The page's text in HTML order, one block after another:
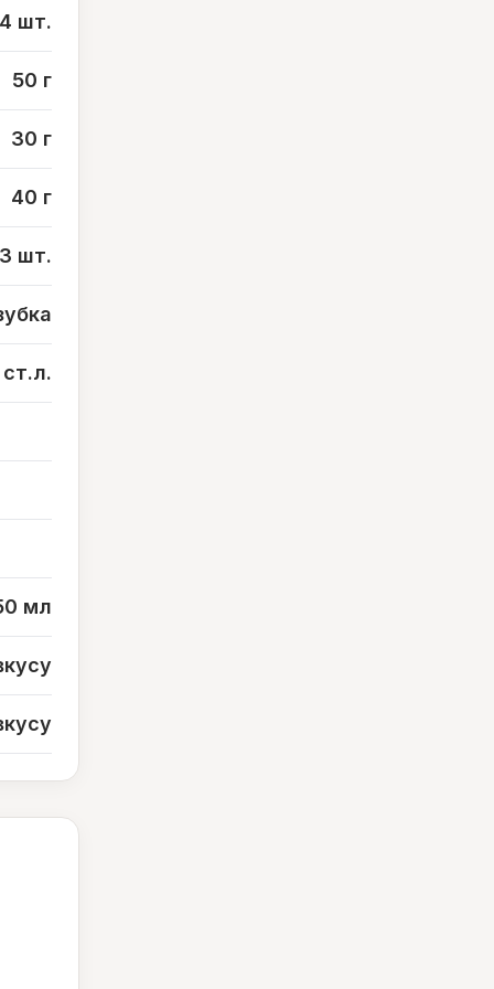
шт.
50 г
30 г
40 г
3 шт.
ст.л.
мл